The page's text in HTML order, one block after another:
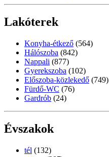
Lakóterek
Konyha-étkező (564)
Hálószoba (842)
Nappali (877)
Gyerekszoba (102)
Előszoba-közlekedő (749)
Fürdő-WC (76)
Gardrób (24)
Évszakok
tél (132)